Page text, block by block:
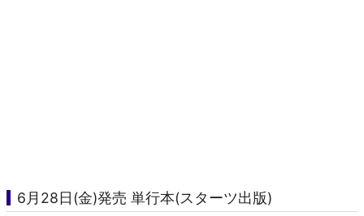
6月28日(金)発売 単行本(スターツ出版)